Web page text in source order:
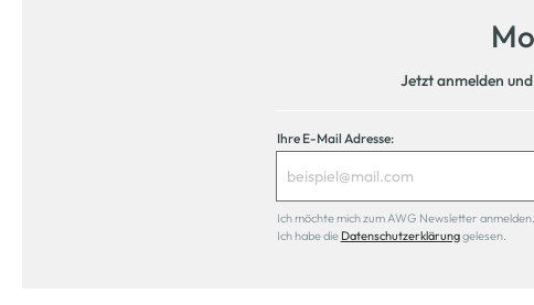
Jetzt anmelden
Ihre E-Mail Adresse:
Ich möchte mich zum AWG Newsletter
Ich habe die Datenschutzerklärunggelesen.